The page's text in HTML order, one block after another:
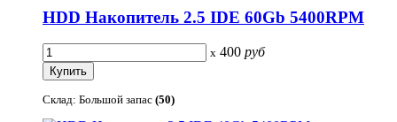
HDD Накопитель 2.5 IDE 60Gb 5400RPM
x 400 руб
Склад: Большой запас (50)